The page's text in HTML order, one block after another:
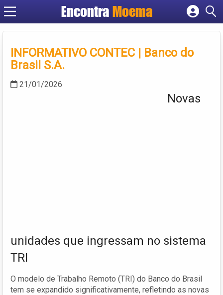
Encontra Moema
Criar conta
INFORMATIVO CONTEC | Banco do
Brasil S.A.
21/01/2026
Novas
unidades que ingressam no sistema
TRI
O modelo de Trabalho Remoto (TRI) do Banco do Brasil
tem se expandido significativamente, refletindo as novas